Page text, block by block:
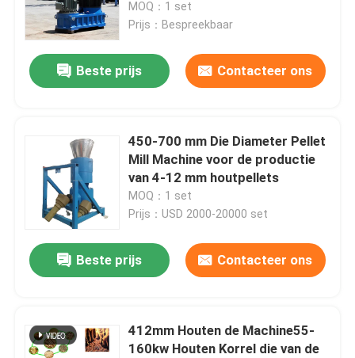
Producten
450-700mm maken
MOQ：1 set
Prijs：Bespreekbaar
Beste prijs Contacteer ons
450-700 mm Die Diameter Pellet
Mill Machine voor de productie
van 4-12 mm houtpellets
MOQ：1 set
Prijs：USD 2000-20000 set
Beste prijs Contacteer ons
412mm Houten de Machine55-
160kw Houten Korrel die van de